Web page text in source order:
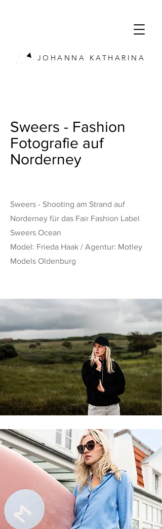
JOHANNA KATHARINA
Sweers - Fashion
Fotografie auf
Norderney
Sweers - Shooting am Strand auf
Norderney für das Fair Fashion Label
Sweers Ocean
Model: Frieda Haak / Agentur: Motley
Models Oldenburg